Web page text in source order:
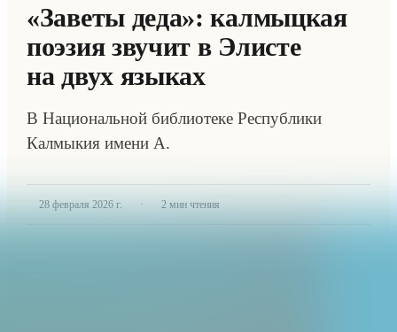
«Заветы деда»: калмыцкая
поэзия звучит в Элисте
на двух языках
В Национальной библиотеке Республики
Калмыкия имени А.
28 февраля 2026 г. · 2 мин чтения